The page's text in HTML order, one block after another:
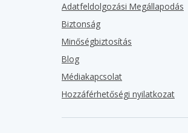
Adatfeldolgozási Megállapodás
Biztonság
Minőségbiztosítás
Blog
Médiakapcsolat
Hozzáférhetőségi nyilatkozat